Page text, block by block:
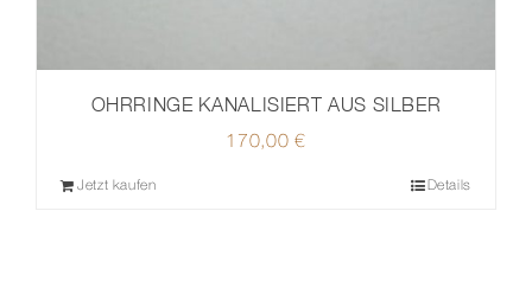
OHRRINGE KANALISIERT AUS SILBER
170,00 €
Jetzt kaufen Details